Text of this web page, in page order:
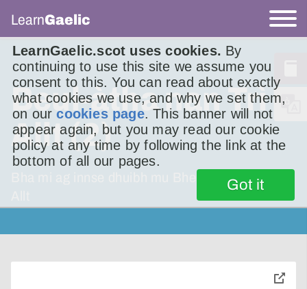
LearnGaelic.scot uses cookies. By
continuing to use this site we assume you
consent to this. You can read about exactly
what cookies we use, and why we set them,
on ourcookies page. This banner will not
appear again, but you may read our cookie
policy at any time by following the link at the
bottom of all our pages.
Got it
LearnGaelic
Beul-àtha nan Trì
Allt (2)
Bha mi ag innse dhuibh mu Bheul-àtha nan Trì
toggle